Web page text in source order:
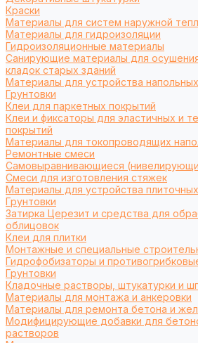
Краски
Материалы для систем наружной
Материалы для гидроизоляции
Гидроизоляционные материалы
Санирующие материалы для
кладок старых зданий
Материалы для устройства
Грунтовки
Клеи для паркетных покрытий
Клеи и фиксаторы для эластичных и
покрытий
Материалы для токопроводящих
Ремонтные смеси
Самовыравнивающиеся
Смеси для изготовления стяжек
Материалы для устройства
Грунтовки
Затирка Церезит и средства для
облицовок
Клеи для плитки
Монтажные и специальные
Гидрофобизаторы и
Грунтовки
Кладочные растворы, штукатурки и
Материалы для монтажа и анкеровки
Материалы для ремонта бетона и
Модифицирующие добавки для
растворов